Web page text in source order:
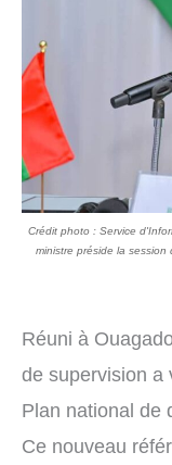
Crédit photo : Service
ministre préside la session
Réuni à
de supervision a
Plan national de
Ce nouveau